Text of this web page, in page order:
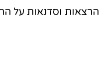
הרצאות וסדנאות על